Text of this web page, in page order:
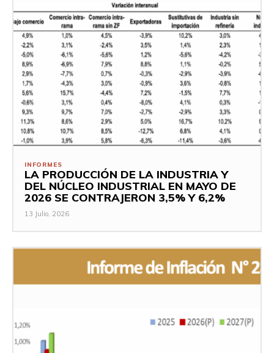
INFORMES
LA PRODUCCIÓN DE LA INDUSTRIA Y
DEL NÚCLEO INDUSTRIAL EN MAYO DE
2026 SE CONTRAJERON 3,5% Y 6,2%
13 Julio, 2026